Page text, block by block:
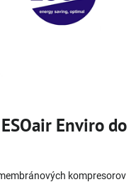
Enviro do
kompresorov